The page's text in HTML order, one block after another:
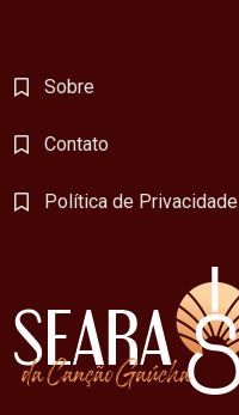
Sobre
Contato
Política de Privacidade